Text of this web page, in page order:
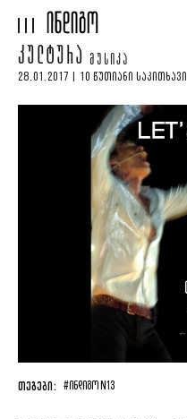
ᲙᲣᲚᲢᲣᲠᲐ ᲛᲣᲡᲘᲙᲐ
28.01.2017 | 10 ᲬᲣᲗᲘᲐᲜᲘ ᲡᲐᲙᲘᲗᲮᲐᲕᲘ
ᲗᲔᲒᲔᲑᲘ: #ᲘᲜᲓᲘᲒᲝ N13